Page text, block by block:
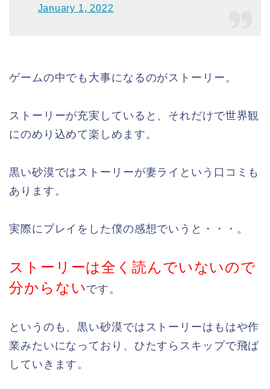
January 1, 2022
ゲームの中でも大事になるのがストーリー。
ストーリーが充実していると、それだけで世界観
にのめり込めて楽しめます。
黒い砂漠ではストーリーが妻ライという口コミも
あります。
実際にプレイをした僕の感想でいうと・・・。
ストーリーは全く読んでいないので
分からないです。
というのも、黒い砂漠ではストーリーはもはや作
業みたいになっており、ひたすらスキップで飛ば
していきます。